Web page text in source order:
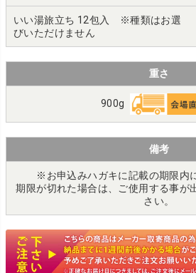
いい湯旅立ち 12包入 ※種類はお選
びいただけません
重さ
900g
備考
※お申込みハガキに記載の期限内
期限が切れた場合は、ご使用する事が
さい。